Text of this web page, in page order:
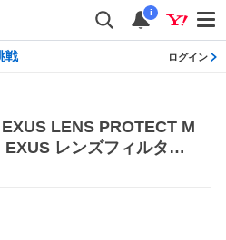
i
戦 ログイン
LENS PROTECT M
レンズフィルター